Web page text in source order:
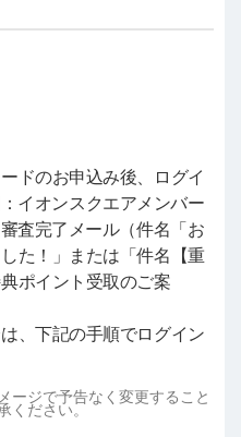
ドのお申込み後、ログイ
イオンスクエアメンバー
査完了メール（件名「お
た！」または「件名【重
ポイント受取のご案
、下記の手順でログイン
ージで予告なく変更すること
ください。